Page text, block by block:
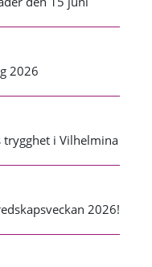
2026
trygghet i Vilhelmina
2026!